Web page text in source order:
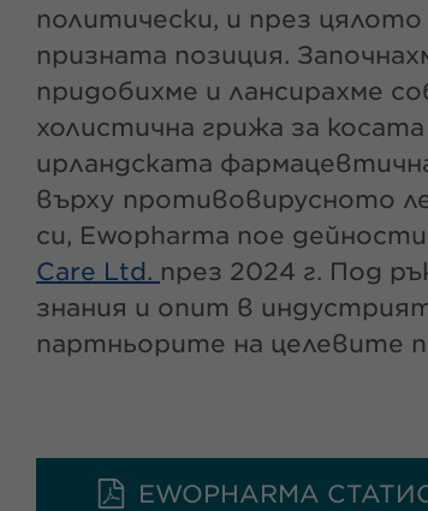
политически, и през
призната позиция.
придобихме и лансирахме
холистична грижа за
ирландската
върху противовирусното
си, Ewopharma пое
Care Ltd. през 2024 г. Под
знания и опит в
партньорите на целевите
EWOPHARMA